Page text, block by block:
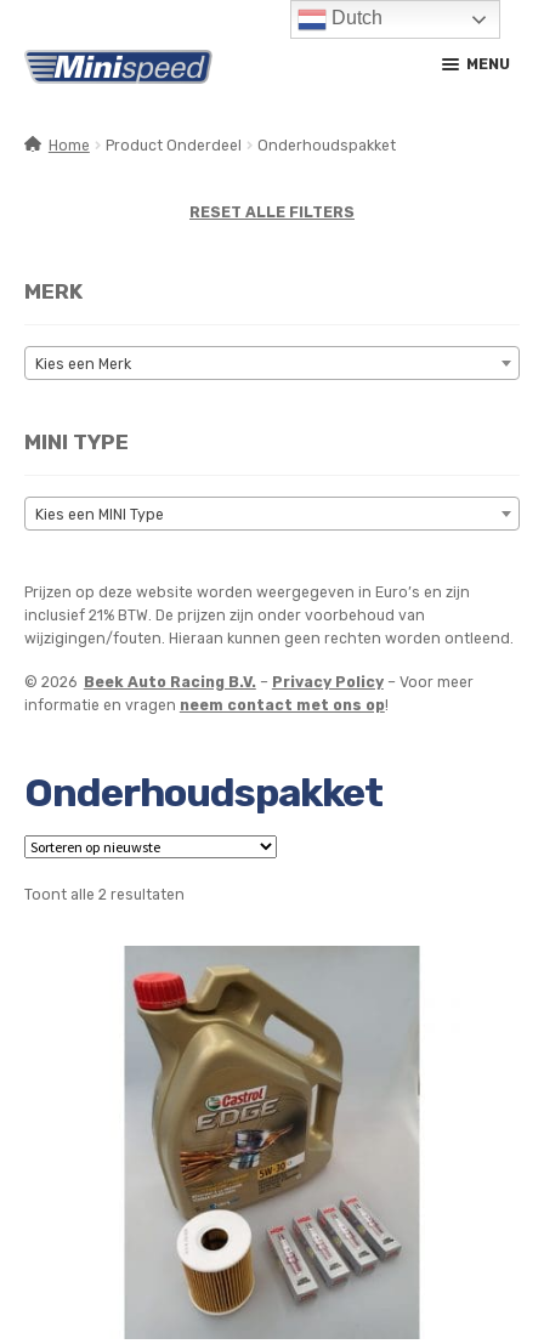
Ga
door
navigatie
Ga
naar
inhoud
MENU
CONTACT
MIJN ACCOUNT
Home Product Onderdeel Onderhoudspakket
Onderhoudspakket
Toont alle 2 resultatenGesorteerd
RESET ALLE FILTERS
MERK
Kies een Merk
MINI TYPE
Kies een MINI Type
Prijzen op deze website worden weergegeven in Euro’s en zijn
inclusief 21% BTW. De prijzen zijn onder voorbehoud van
wijzigingen/fouten. Hieraan kunnen geen rechten worden ontleend.
© 2026 Beek Auto Racing B.V. – Privacy Policy– Voor meer
informatie en vragen neem contact met ons op!
Dutch